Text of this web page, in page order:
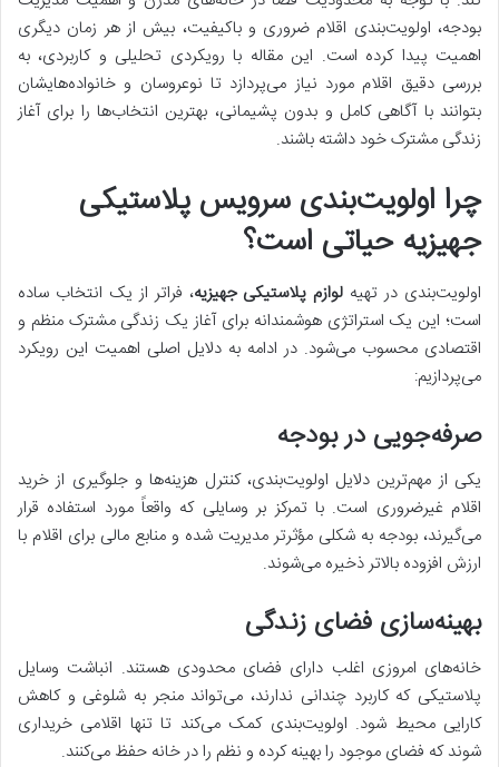
بودجه، اولویت‌بندی اقلام ضروری و باکیفیت، بیش از هر زمان دیگری
اهمیت پیدا کرده است. این مقاله با رویکردی تحلیلی و کاربردی، به
بررسی دقیق اقلام مورد نیاز می‌پردازد تا نوعروسان و خانواده‌هایشان
بتوانند با آگاهی کامل و بدون پشیمانی، بهترین انتخاب‌ها را برای آغاز
زندگی مشترک خود داشته باشند.
چرا اولویت‌بندی سرویس پلاستیکی
جهیزیه حیاتی است؟
اولویت‌بندی در تهیه لوازم پلاستیکی جهیزیه، فراتر از یک انتخاب ساده
است؛ این یک استراتژی هوشمندانه برای آغاز یک زندگی مشترک منظم و
اقتصادی محسوب می‌شود. در ادامه به دلایل اصلی اهمیت این رویکرد
می‌پردازیم:
صرفه‌جویی در بودجه
یکی از مهم‌ترین دلایل اولویت‌بندی، کنترل هزینه‌ها و جلوگیری از خرید
اقلام غیرضروری است. با تمرکز بر وسایلی که واقعاً مورد استفاده قرار
می‌گیرند، بودجه به شکلی مؤثرتر مدیریت شده و منابع مالی برای اقلام با
ارزش افزوده بالاتر ذخیره می‌شوند.
بهینه‌سازی فضای زندگی
خانه‌های امروزی اغلب دارای فضای محدودی هستند. انباشت وسایل
پلاستیکی که کاربرد چندانی ندارند، می‌تواند منجر به شلوغی و کاهش
کارایی محیط شود. اولویت‌بندی کمک می‌کند تا تنها اقلامی خریداری
شوند که فضای موجود را بهینه کرده و نظم را در خانه حفظ می‌کنند.